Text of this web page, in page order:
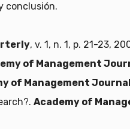
conclusión.
, v. 1, n. 1, p. 21-23,
of Management
of Management Journal
Academy of